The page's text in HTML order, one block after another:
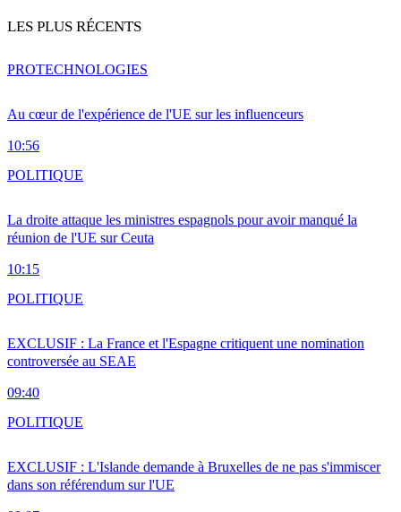
LES PLUS RÉCENTS
Au cœur de l'expérience de l'UE sur les influenceurs
10:56
PROTECHNOLOGIES
La droite attaque les ministres espagnols pour avoir manqué la
réunion de l'UE sur Ceuta
10:15
POLITIQUE
EXCLUSIF : La France et l'Espagne critiquent une nomination
controversée au SEAE
09:40
POLITIQUE
EXCLUSIF : L'Islande demande à Bruxelles de ne pas s'immiscer
dans son référendum sur l'UE
POLITIQUE